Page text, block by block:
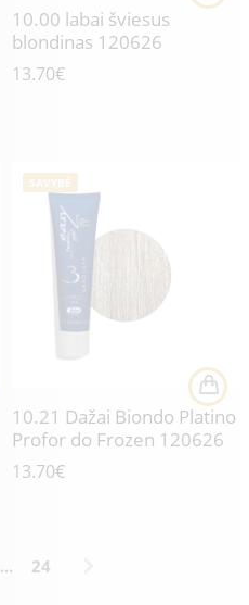
10.00 labai šviesus
blondinas 120626
13.70€
SAVYBĖ
10.21 Dažai Biondo Platino
Profor do Frozen 120626
13.70€
... 24